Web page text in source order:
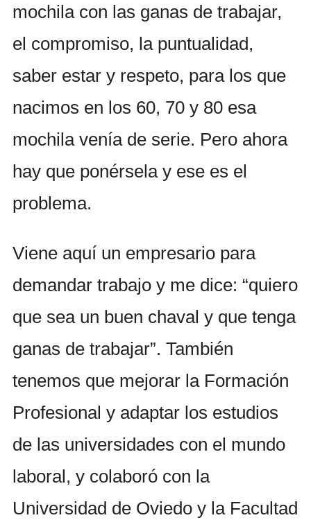
mochila con las ganas de trabajar,
el compromiso, la puntualidad,
saber estar y respeto, para los que
nacimos en los 60, 70 y 80 esa
mochila venía de serie. Pero ahora
hay que ponérsela y ese es el
problema.
Viene aquí un empresario para
demandar trabajo y me dice: “quiero
que sea un buen chaval y que tenga
ganas de trabajar”. También
tenemos que mejorar la Formación
Profesional y adaptar los estudios
de las universidades con el mundo
laboral, y colaboró con la
Universidad de Oviedo y la Facultad